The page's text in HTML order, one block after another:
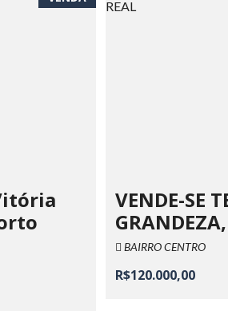
VENDE-SE
BAIRRO CENTRO
R$120.000,00